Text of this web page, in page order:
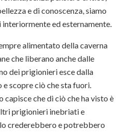
e di conoscenza, siamo
ed esternamente.
alimentato della caverna
che liberano anche dalle
dei prigionieri esce dalla
e scopre ciò che sta fuori.
che di ciò che ha visto è
prigionieri inebriati e
crederebbero e potrebbero